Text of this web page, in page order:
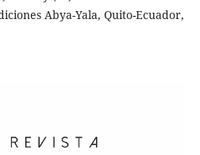
Abya-Yala, Quito-Ecuador,